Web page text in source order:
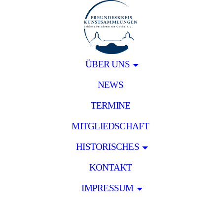
ÜBER UNS
NEWS
TERMINE
MITGLIEDSCHAFT
HISTORISCHES
KONTAKT
IMPRESSUM